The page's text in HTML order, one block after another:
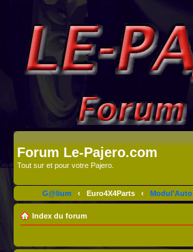
Forum Le-Pajero.com
Tout sur et pour votre Pajero.
G@lium ‹ Euro4X4Parts ‹ Modul'Auto
Index du forum